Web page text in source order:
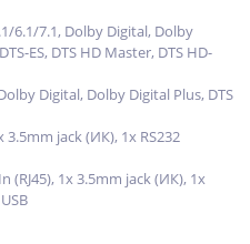
6.1/7.1, Dolby Digital, Dolby
ES, DTS HD Master, DTS HD-
Digital, Dolby Digital Plus, DTS
3.5mm jack (ИК), 1x RS232
(RJ45), 1x 3.5mm jack (ИК), 1x